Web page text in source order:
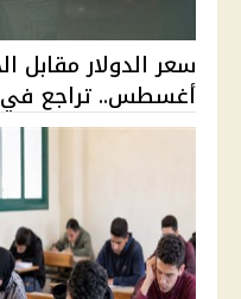
أغسطس.. تراجع في 10 بنوك وارت...